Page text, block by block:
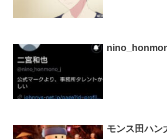
モンス田ハン